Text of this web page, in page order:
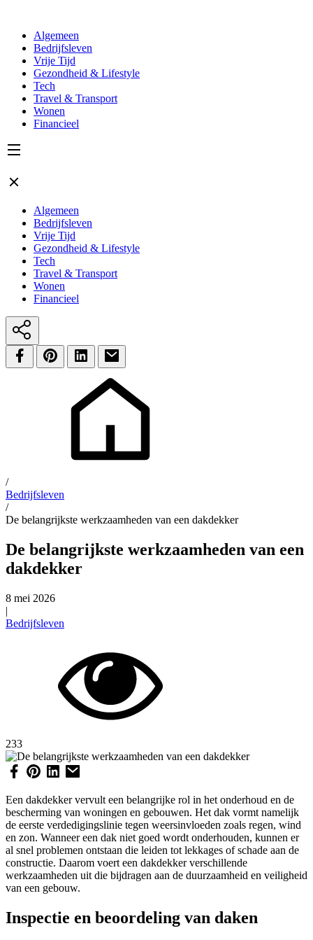
Algemeen
Bedrijfsleven
Vrije Tijd
Gezondheid & Lifestyle
Tech
Travel & Transport
Wonen
Financieel
Algemeen
Bedrijfsleven
Vrije Tijd
Gezondheid & Lifestyle
Tech
Travel & Transport
Wonen
Financieel
/
Bedrijfsleven
/
De belangrijkste werkzaamheden van een dakdekker
De belangrijkste werkzaamheden van een
dakdekker
8 mei 2026
|
Bedrijfsleven
233
Een dakdekker vervult een belangrijke rol in het onderhoud en de
bescherming van woningen en gebouwen. Het dak vormt namelijk
de eerste verdedigingslinie tegen weersinvloeden zoals regen, wind
en zon. Wanneer een dak niet goed wordt onderhouden, kunnen er
al snel problemen ontstaan die leiden tot lekkages of schade aan de
constructie. Daarom voert een dakdekker verschillende
werkzaamheden uit die bijdragen aan de duurzaamheid en veiligheid
van een gebouw.
Inspectie en beoordeling van daken